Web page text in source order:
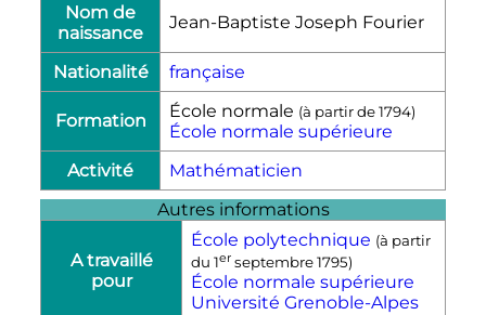
Nom de
naissance
Jean-Baptiste Joseph Fourier
Nationalité française
Formation École normale (à partir de1794)
École normale supérieure
Activité
Mathématicien
Autres informations
A travaillé
pour
École polytechnique (à partir
du 1er septembre 1795)
École normale supérieure
Université Grenoble-Alpes